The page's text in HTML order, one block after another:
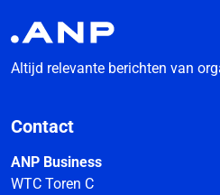
Altijd relevante berichten van
Contact
ANP Business
WTC Toren C